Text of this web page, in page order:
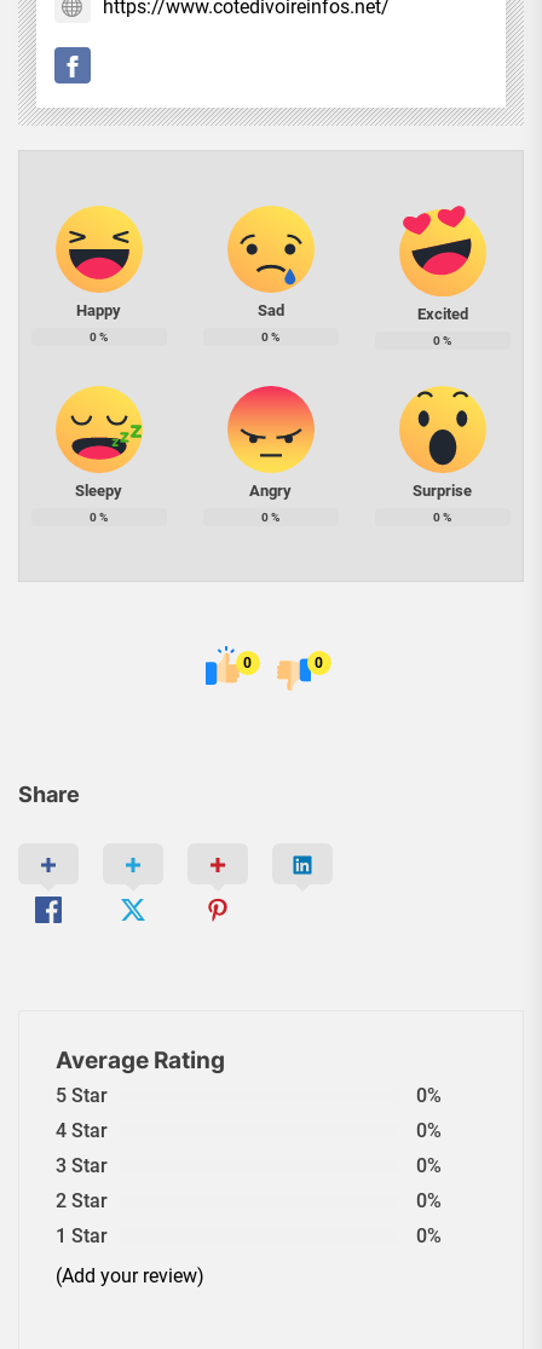
Share
https://www.cotedivoireinfos.net/
Happy
0%
Sad
0%
Excited
0%
Sleepy
0%
Angry
0%
Surprise
0%
0 0
Average Rating
5 Star
0%
4 Star
0%
3 Star
0%
2 Star
0%
1 Star
0%
(Add your review)